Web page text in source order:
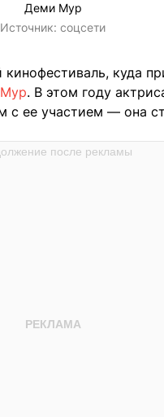
Деми Мур
Источник: соцсети
куда
. В этом году
с ее участием — она